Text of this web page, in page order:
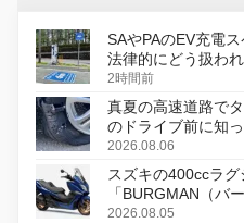
SAやPAのEV充電
法律的にどう扱わ
2時間前
真夏の高速道路で
のドライブ前に知
2026.08.06
スズキの400ccラ
「BURGMAN（バ
変更し、8月18日に
2026.08.05